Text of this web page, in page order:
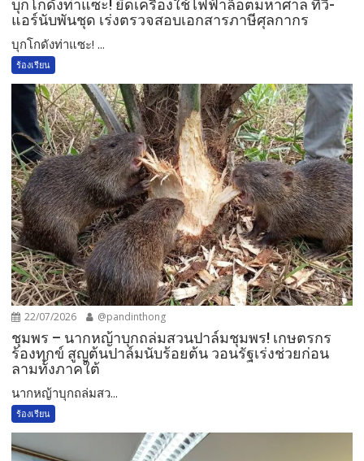
บุกโกดังท่าแซะ! ยึดเครื่องใช้ไฟฟ้าล็อตมหาศาล ทีวี-
แอร์นับพันชุด เร่งตรวจสอบเอกสารภาษีศุลกากร
บุกโกดังท่าแซะ! ...
ร้องเรียน
22/07/2026 @pandinthong
ชุมพร – นากหญ้าบุกถล่มสวนปาล์มชุมพร! เกษตรกร
ร้องทุกข์ สูญต้นปาล์มนับร้อยต้น วอนรัฐเร่งช่วยก่อน
ลามทั้งภาคใต้
นากหญ้าบุกถล่มสว...
ร้องเรียน